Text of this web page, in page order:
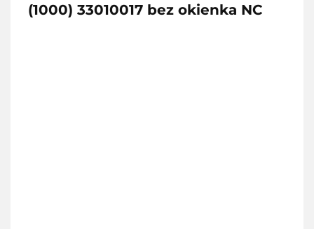
(1000) 33010017 bez okienka NC